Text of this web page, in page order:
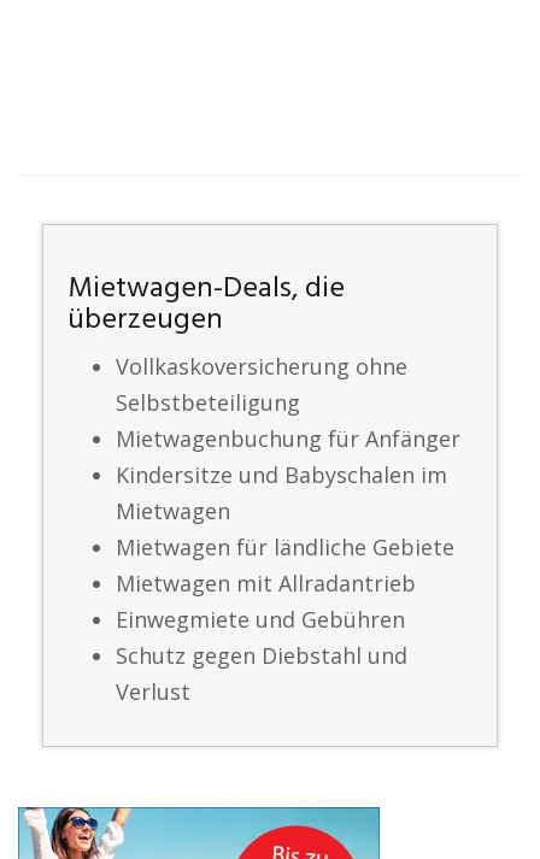
Mietwagen-Deals, die
überzeugen
Vollkaskoversicherung ohne
Selbstbeteiligung
Mietwagenbuchung für Anfänger
Kindersitze und Babyschalen im
Mietwagen
Mietwagen für ländliche Gebiete
Mietwagen mit Allradantrieb
Einwegmiete und Gebühren
Schutz gegen Diebstahl und
Verlust